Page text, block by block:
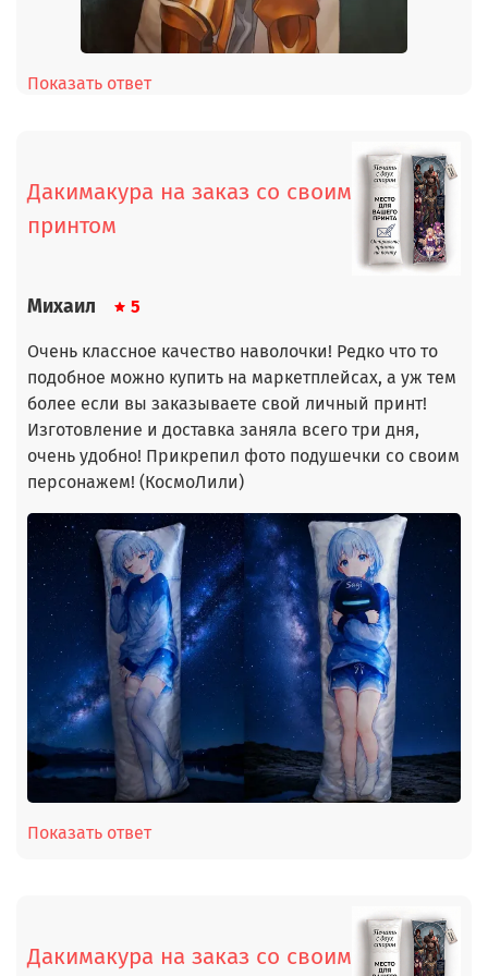
Показать ответ
Дакимакура на заказ со своим
принтом
Михаил 5
Очень классное качество наволочки! Редко что то
подобное можно купить на маркетплейсах, а уж тем
более если вы заказываете свой личный принт!
Изготовление и доставка заняла всего три дня,
очень удобно! Прикрепил фото подушечки со своим
персонажем! (КосмоЛили)
Показать ответ
Дакимакура на заказ со своим